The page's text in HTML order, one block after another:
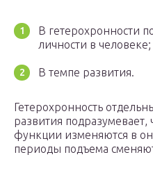
В гетерохронности
личности в человеке;
В темпе развития.
Гетерохронность
развития подразумевает,
функции изменяются в
периоды подъема